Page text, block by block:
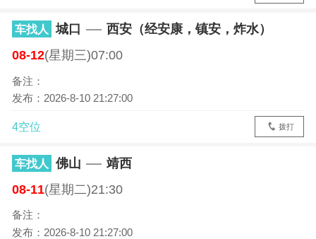
车找人 城口
西安（经安康，镇安，炸水）
08-12(星期三)07:00
备注：
发布：2026-8-10 21:27:00
4空位 拨打
车找人 佛山
靖西
08-11(星期二)21:30
备注：
发布：2026-8-10 21:27:00